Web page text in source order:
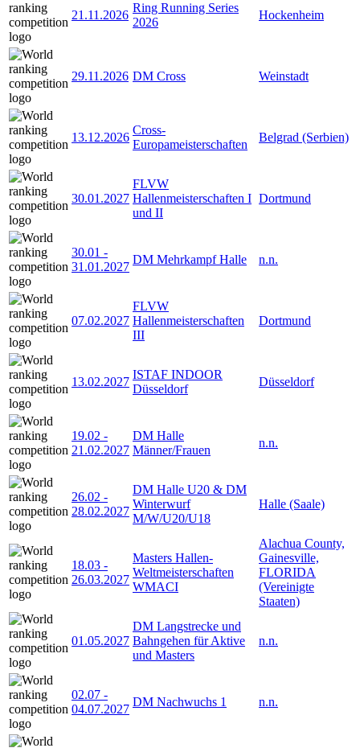
21.11.2026
Ring Running Series
2026
Hockenheim
29.11.2026 DM Cross Weinstadt
13.12.2026
Cross-
Europameisterschaften
Belgrad (Serbien)
30.01.2027
FLVW
Hallenmeisterschaften I
und II
Dortmund
30.01 -
31.01.2027
DM Mehrkampf Halle n.n.
07.02.2027
FLVW
Hallenmeisterschaften
III
Dortmund
13.02.2027
ISTAF INDOOR
Düsseldorf
Düsseldorf
19.02 -
21.02.2027
DM Halle
Männer/Frauen
n.n.
26.02 -
28.02.2027
DM Halle U20 & DM
Winterwurf
M/W/U20/U18
Halle (Saale)
18.03 -
26.03.2027
Masters Hallen-
Weltmeisterschaften
WMACI
Alachua County,
Gainesville,
FLORIDA
(Vereinigte
Staaten)
01.05.2027
DM Langstrecke und
Bahngehen für Aktive
und Masters
n.n.
02.07 -
04.07.2027
DM Nachwuchs 1 n.n.